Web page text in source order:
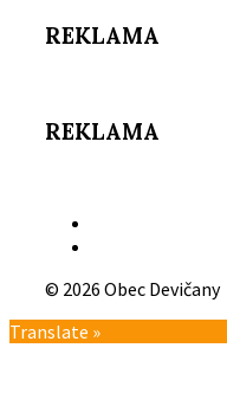
REKLAMA
REKLAMA
© 2026 Obec Devičany
Návrat
Translate »